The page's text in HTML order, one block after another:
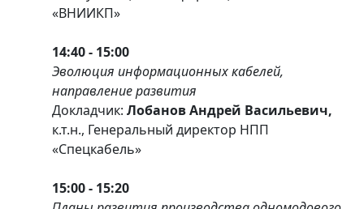
«ВНИИКП»
14:40 - 15:00
Эволюция информационных кабелей,
направление развития
Докладчик: Лобанов Андрей Васильевич,
к.т.н., Генеральный директор НПП
«Спецкабель»
15:00 - 15:20